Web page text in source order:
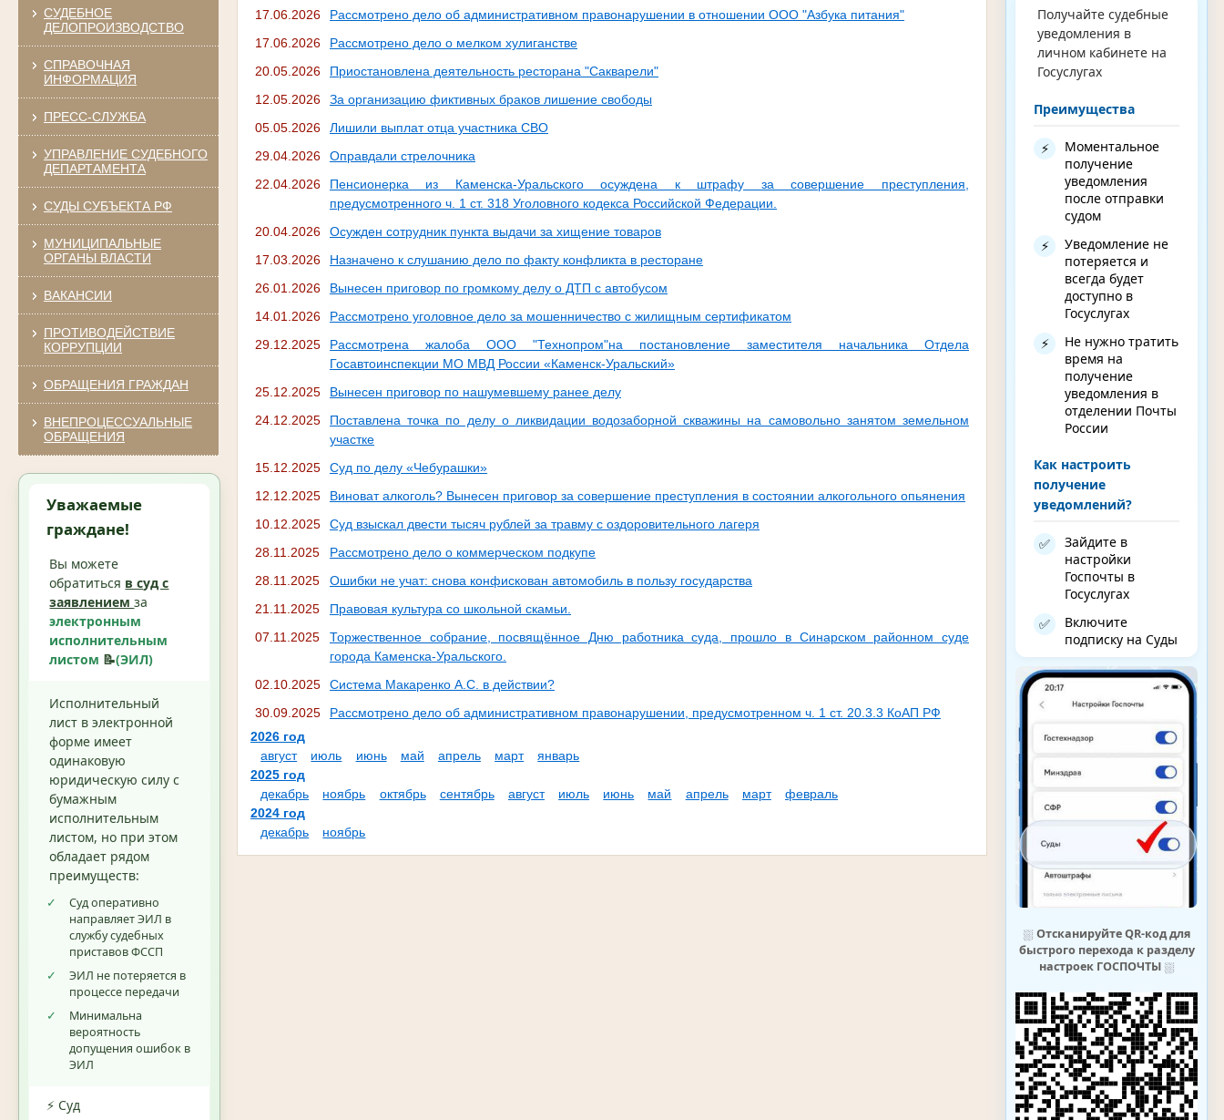
СУДЕБНОЕ
ДЕЛОПРОИЗВОДСТВО
СПРАВОЧНАЯ
ИНФОРМАЦИЯ
ПРЕСС-СЛУЖБА
УПРАВЛЕНИЕ СУДЕБНОГО
ДЕПАРТАМЕНТА
СУДЫ СУБЪЕКТА РФ
МУНИЦИПАЛЬНЫЕ
ОРГАНЫ ВЛАСТИ
ВАКАНСИИ
ПРОТИВОДЕЙСТВИЕ
КОРРУПЦИИ
ОБРАЩЕНИЯ ГРАЖДАН
ВНЕПРОЦЕССУАЛЬНЫЕ
ОБРАЩЕНИЯ
Уважаемые
граждане!
Вы можете
обратиться в суд с
заявлениемза
электронным
исполнительным
листом 📝(ЭИЛ)
Исполнительный
лист в электронной
форме имеет
одинаковую
юридическую силу с
бумажным
исполнительным
листом, но при этом
обладает рядом
преимуществ:
✓
Суд оперативно
направляет ЭИЛ в
службу судебных
приставов ФССП
✓
ЭИЛ не потеряется в
процессе передачи
✓
Минимальна
вероятность
допущения ошибок в
ЭИЛ
⚡ Суд
Получайте судебные
уведомления в
личном кабинете на
Госуслугах
Преимущества
⚡
Моментальное
получение
уведомления
после отправки
судом
⚡
Уведомление не
потеряется и
всегда будет
доступно в
Госуслугах
⚡
Не нужно тратить
время на
получение
уведомления в
отделении Почты
России
Как настроить
получение
уведомлений?
✅
Зайдите в
настройки
Госпочты в
Госуслугах
✅
Включите
подписку на Суды
⛆ Отсканируйте QR-код для
быстрого перехода к разделу
настроек ГОСПОЧТЫ⛆
17.06.2026
Рассмотрено дело об административном правонарушении в отношении ООО "Азбука питания"
17.06.2026
Рассмотрено дело о мелком хулиганстве
20.05.2026
Приостановлена деятельность ресторана "Сакварели"
12.05.2026
За организацию фиктивных браков лишение свободы
05.05.2026
Лишили выплат отца участника СВО
29.04.2026
Оправдали стрелочника
22.04.2026
Пенсионерка из Каменска-Уральского осуждена к штрафу за совершение преступления,
предусмотренного ч. 1 ст. 318 Уголовного кодекса Российской Федерации.
20.04.2026
Осужден сотрудник пункта выдачи за хищение товаров
17.03.2026
Назначено к слушанию дело по факту конфликта в ресторане
26.01.2026
Вынесен приговор по громкому делу о ДТП с автобусом
14.01.2026
Рассмотрено уголовное дело за мошенничество с жилищным сертификатом
29.12.2025
Рассмотрена жалоба ООО "Технопром"на постановление заместителя начальника Отдела
Госавтоинспекции МО МВД России «Каменск-Уральский»
25.12.2025
Вынесен приговор по нашумевшему ранее делу
24.12.2025
Поставлена точка по делу о ликвидации водозаборной скважины на самовольно занятом земельном
участке
15.12.2025
Суд по делу «Чебурашки»
12.12.2025
Виноват алкоголь? Вынесен приговор за совершение преступления в состоянии алкогольного опьянения
10.12.2025
Суд взыскал двести тысяч рублей за травму с оздоровительного лагеря
28.11.2025
Рассмотрено дело о коммерческом подкупе
28.11.2025
Ошибки не учат: снова конфискован автомобиль в пользу государства
21.11.2025
Правовая культура со школьной скамьи.
07.11.2025
Торжественное собрание, посвящённое Дню работника суда, прошло в Синарском районном суде
города Каменска-Уральского.
02.10.2025
Система Макаренко А.С. в действии?
30.09.2025
Рассмотрено дело об административном правонарушении, предусмотренном ч. 1 ст. 20.3.3 КоАП РФ
2026 год
август
июль июнь май апрель март
январь
2025 год
декабрь
ноябрь октябрь сентябрь август июль июнь май апрель март
февраль
2024 год
декабрь
ноябрь